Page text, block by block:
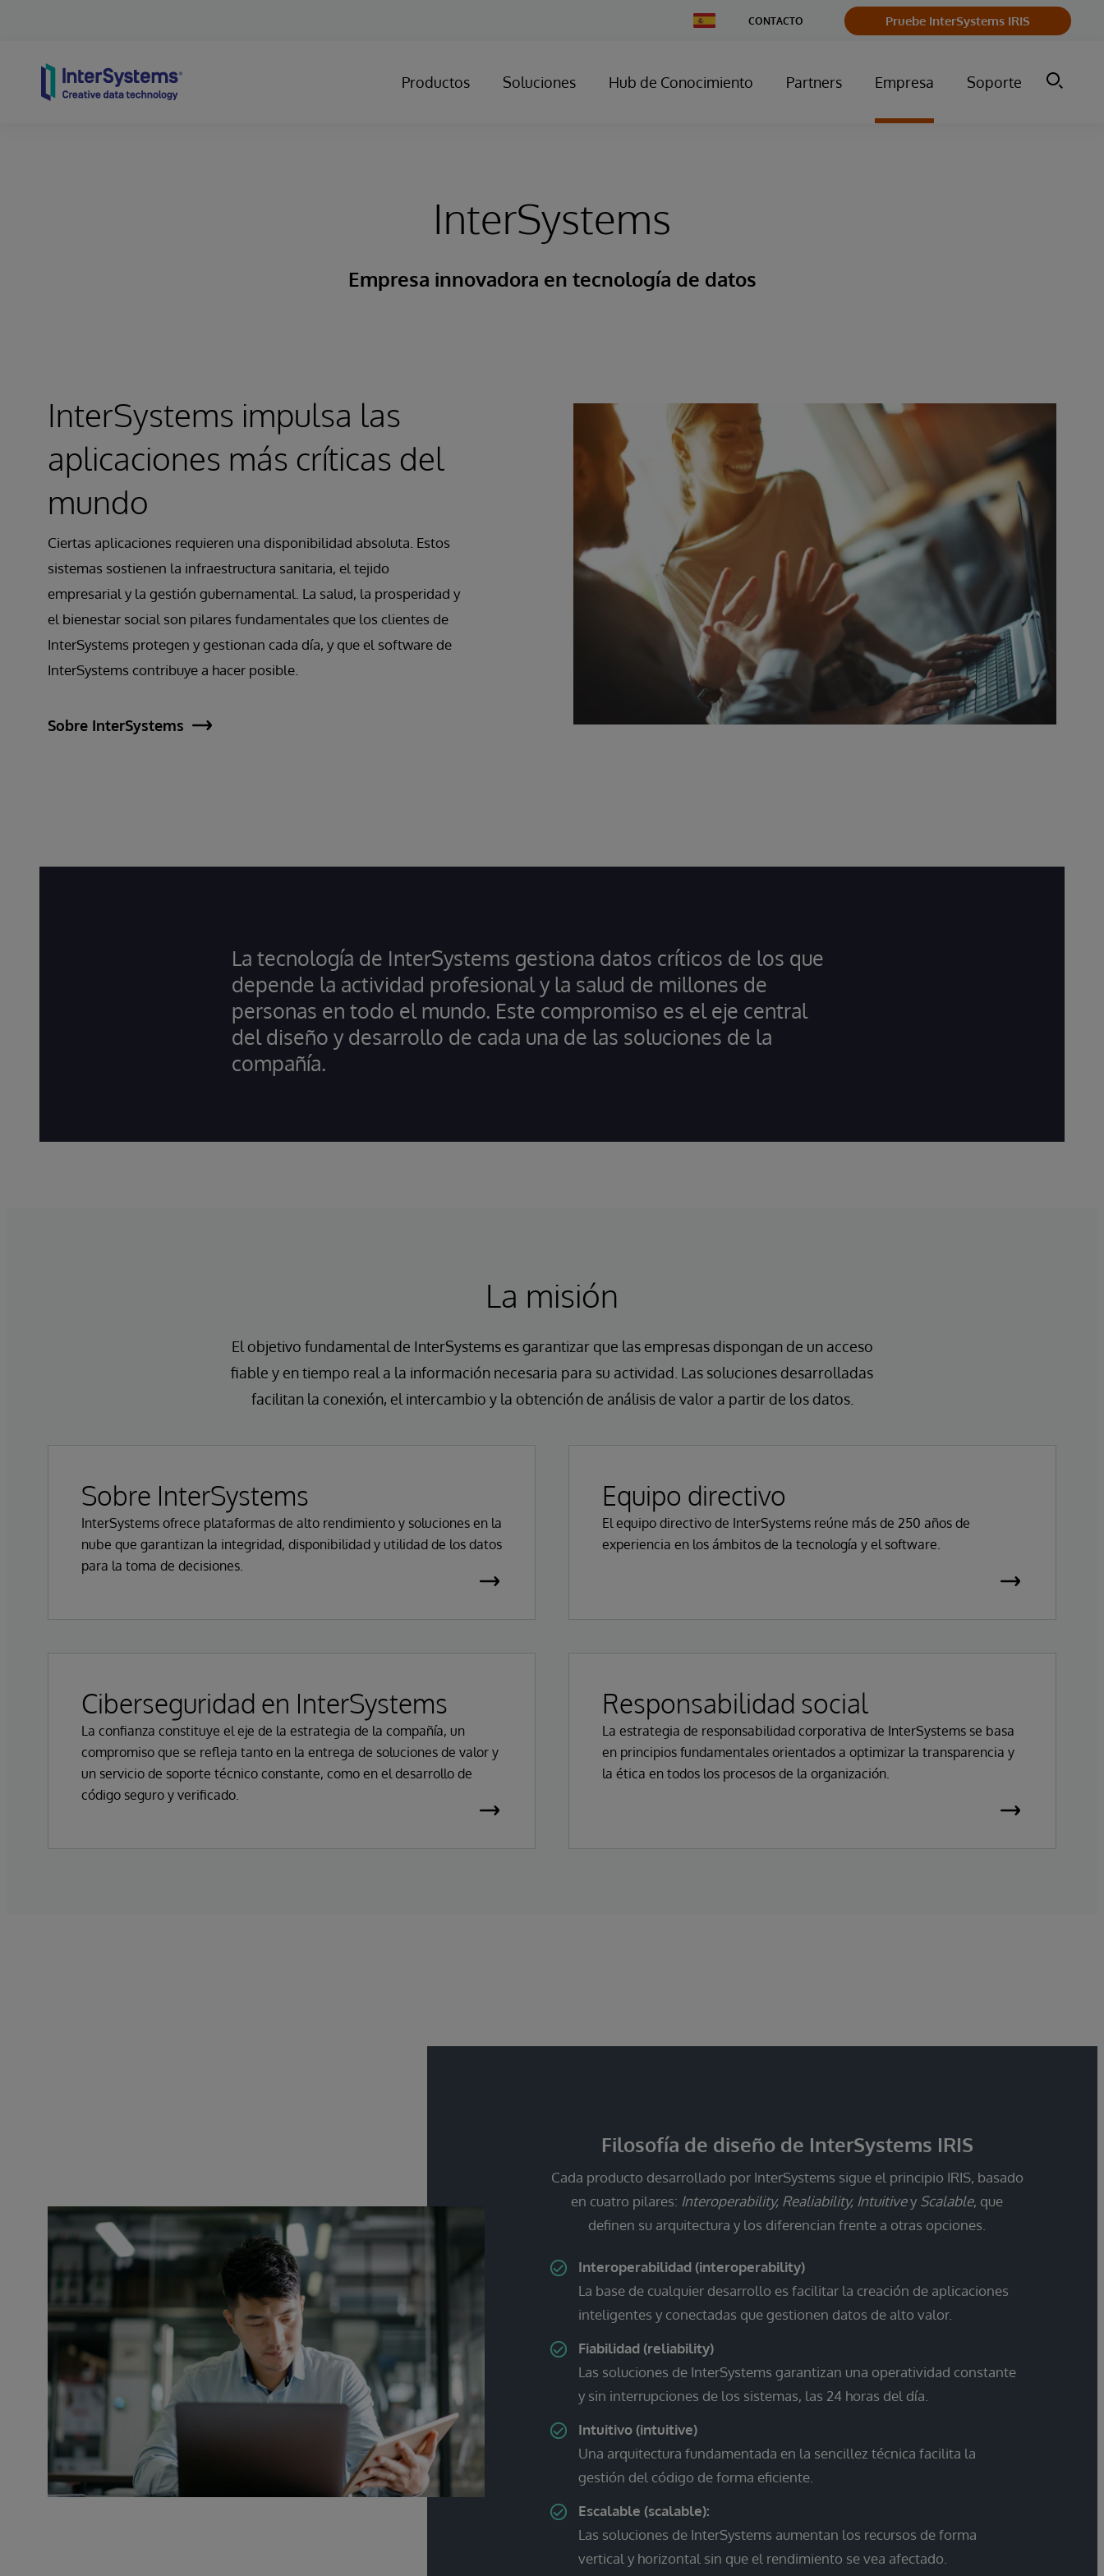
Change
Country
CONTACTO Pruebe InterSystems IRIS
Productos Soluciones Hub de Conocimiento Partners Empresa Soporte
InterSystems
Empresa innovadora en tecnología de datos
InterSystems impulsa las
aplicaciones más críticas del
mundo
Ciertas aplicaciones requieren una disponibilidad absoluta. Estos
sistemas sostienen la infraestructura sanitaria, el tejido
empresarial y la gestión gubernamental. La salud, la prosperidad y
el bienestar social son pilares fundamentales que los clientes de
InterSystems protegen y gestionan cada día, y que el software de
InterSystems contribuye a hacer posible.
Sobre InterSystems
La tecnología de InterSystems gestiona datos críticos de los que
depende la actividad profesional y la salud de millones de
personas en todo el mundo. Este compromiso es el eje central
del diseño y desarrollo de cada una de las soluciones de la
compañía.
La misión
El objetivo fundamental de InterSystems es garantizar que las empresas dispongan de un acceso
fiable y en tiempo real a la información necesaria para su actividad. Las soluciones desarrolladas
facilitan la conexión, el intercambio y la obtención de análisis de valor a partir de los datos.
Sobre InterSystems
InterSystems ofrece plataformas de alto rendimiento y soluciones en la
nube que garantizan la integridad, disponibilidad y utilidad de los datos
para la toma de decisiones.
Equipo directivo
El equipo directivo de InterSystems reúne más de 250 años de
experiencia en los ámbitos de la tecnología y el software.
Ciberseguridad en InterSystems
La confianza constituye el eje de la estrategia de la compañía, un
compromiso que se refleja tanto en la entrega de soluciones de valor y
un servicio de soporte técnico constante, como en el desarrollo de
código seguro y verificado.
Responsabilidad social
La estrategia de responsabilidad corporativa de InterSystems se basa
en principios fundamentales orientados a optimizar la transparencia y
la ética en todos los procesos de la organización.
Filosofía de diseño de InterSystems IRIS
Cada producto desarrollado por InterSystems sigue el principio IRIS, basado
en cuatro pilares: Interoperability, Realiability, Intuitivey Scalable, que
definen su arquitectura y los diferencian frente a otras opciones.
Interoperabilidad (interoperability)
La base de cualquier desarrollo es facilitar la creación de aplicaciones
inteligentes y conectadas que gestionen datos de alto valor.
Fiabilidad (reliability)
Las soluciones de InterSystems garantizan una operatividad constante
y sin interrupciones de los sistemas, las 24 horas del día.
Intuitivo (intuitive)
Una arquitectura fundamentada en la sencillez técnica facilita la
gestión del código de forma eficiente.
Escalable (scalable):
Las soluciones de InterSystems aumentan los recursos de forma
vertical y horizontal sin que el rendimiento se vea afectado.